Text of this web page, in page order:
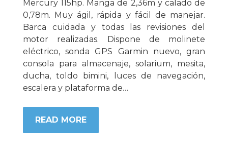
Mercury 115hp. Manga de 2,36m y calado de
0,78m. Muy ágil, rápida y fácil de manejar.
Barca cuidada y todas las revisiones del
motor realizadas. Dispone de molinete
eléctrico, sonda GPS Garmin nuevo, gran
consola para almacenaje, solarium, mesita,
ducha, toldo bimini, luces de navegación,
escalera y plataforma de…
READ MORE